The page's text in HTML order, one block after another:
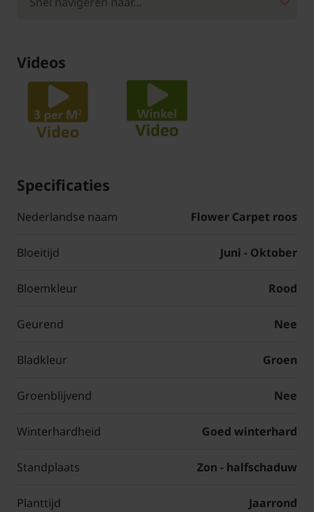
Videos
Specificaties
Nederlandse naam Flower Carpet roos
Bloeitijd Juni - Oktober
Bloemkleur Rood
Geurend Nee
Bladkleur Groen
Groenblijvend Nee
Winterhardheid Goed winterhard
Standplaats Zon - halfschaduw
Planttijd Jaarrond